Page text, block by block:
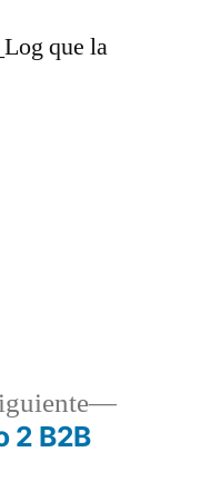
que la
Entrada
2 B2B